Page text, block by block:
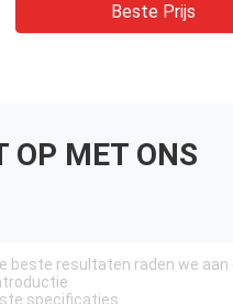
Beste Prijs
OP MET ONS